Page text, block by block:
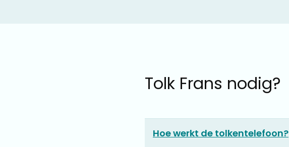
Tolk Frans nodig?
Hoe werkt de tolkentelefoon?